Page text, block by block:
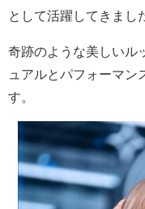
として活躍してきまし
奇跡のような美しいル
ュアルとパフォーマン
す。